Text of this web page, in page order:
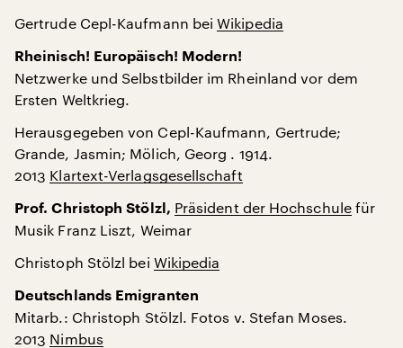
Gertrude Cepl-Kaufmann beiWikipedia
Rheinisch! Europäisch! Modern!
Netzwerke und Selbstbilder im Rheinland vor dem
Ersten Weltkrieg.
Herausgegeben von Cepl-Kaufmann, Gertrude;
Grande, Jasmin; Mölich, Georg . 1914.
2013 Klartext-Verlagsgesellschaft
Prof. Christoph Stölzl, Präsident der Hochschulefür
Musik Franz Liszt, Weimar
Christoph Stölzl bei Wikipedia
Deutschlands Emigranten
Mitarb.: Christoph Stölzl. Fotos v. Stefan Moses.
2013 Nimbus